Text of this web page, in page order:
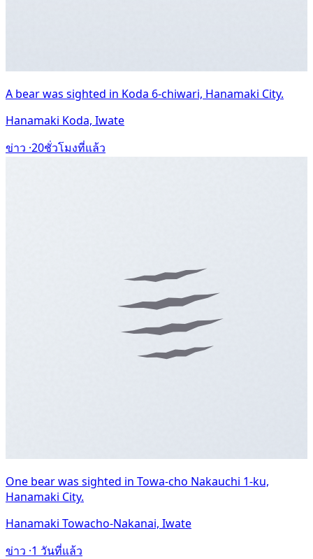
A bear was sighted in Koda 6-chiwari, Hanamaki City.
Hanamaki Koda, Iwate
ข่าว ·20ชั่วโมงที่แล้ว
One bear was sighted in Towa-cho Nakauchi 1-ku,
Hanamaki City.
Hanamaki Towacho-Nakanai, Iwate
ข่าว ·1 วันที่แล้ว